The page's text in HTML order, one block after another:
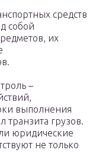
средств
собой
их
–
выполнения
транзита грузов.
юридические
не только